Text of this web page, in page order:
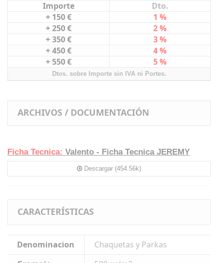
Importe
Dto.
+ 150 €
1 %
+ 250 €
2 %
+ 350 €
3 %
+ 450 €
4 %
+ 550 €
5 %
Dtos. sobre Importe sin IVA ni Portes.
ARCHIVOS / DOCUMENTACIÓN
Ficha Tecnica: Valento - Ficha Tecnica JEREMY
Descargar (454.56k)
CARACTERÍSTICAS
Denominacion
Chaquetas y Parkas